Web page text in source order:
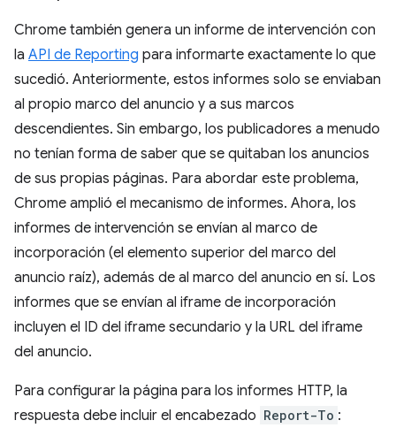
Chrome también genera un informe de intervención con
la API de Reporting para informarte exactamente lo que
sucedió. Anteriormente, estos informes solo se enviaban
al propio marco del anuncio y a sus marcos
descendientes. Sin embargo, los publicadores a menudo
no tenían forma de saber que se quitaban los anuncios
de sus propias páginas. Para abordar este problema,
Chrome amplió el mecanismo de informes. Ahora, los
informes de intervención se envían al marco de
incorporación (el elemento superior del marco del
anuncio raíz), además de al marco del anuncio en sí. Los
informes que se envían al iframe de incorporación
incluyen el ID del iframe secundario y la URL del iframe
del anuncio.
Para configurar la página para los informes HTTP, la
respuesta debe incluir el encabezado Report-To :